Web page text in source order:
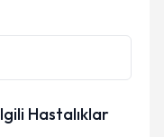
Hastalıklar